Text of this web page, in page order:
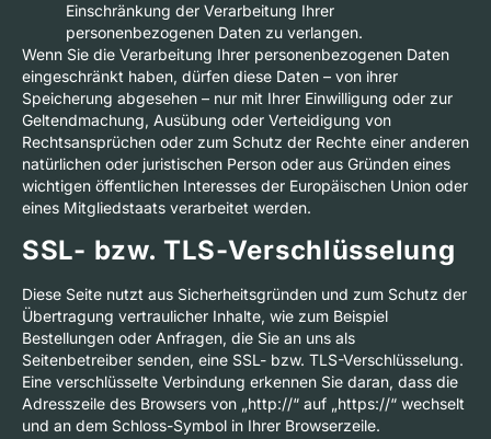
Einschränkung der Verarbeitung Ihrer
personenbezogenen Daten zu verlangen.
Wenn Sie die Verarbeitung Ihrer personenbezogenen Daten
eingeschränkt haben, dürfen diese Daten – von ihrer
Speicherung abgesehen – nur mit Ihrer Einwilligung oder zur
Geltendmachung, Ausübung oder Verteidigung von
Rechtsansprüchen oder zum Schutz der Rechte einer anderen
natürlichen oder juristischen Person oder aus Gründen eines
wichtigen öffentlichen Interesses der Europäischen Union oder
eines Mitgliedstaats verarbeitet werden.
SSL- bzw. TLS-Verschlüsselung
Diese Seite nutzt aus Sicherheitsgründen und zum Schutz der
Übertragung vertraulicher Inhalte, wie zum Beispiel
Bestellungen oder Anfragen, die Sie an uns als
Seitenbetreiber senden, eine SSL- bzw. TLS-Verschlüsselung.
Eine verschlüsselte Verbindung erkennen Sie daran, dass die
Adresszeile des Browsers von „http://“ auf „https://“ wechselt
und an dem Schloss-Symbol in Ihrer Browserzeile.